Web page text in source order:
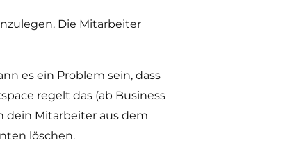
Die Mitarbeiter
es ein Problem sein, dass
regelt das (ab Business
dein Mitarbeiter aus dem
löschen.